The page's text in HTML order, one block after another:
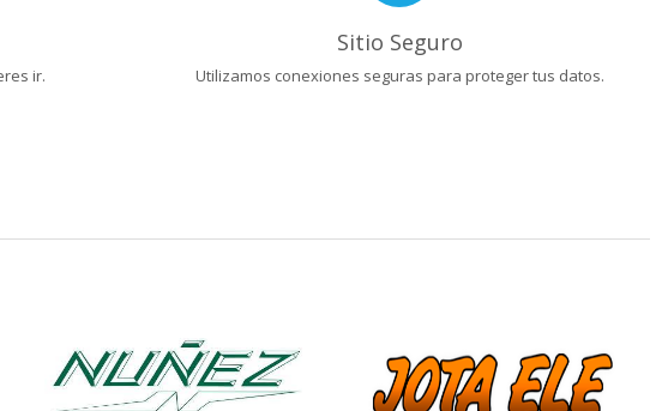
ir.
Sitio Seguro
Utilizamos conexiones seguras para proteger tus datos.